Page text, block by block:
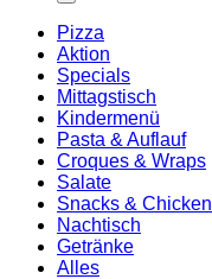
Pizza
Aktion
Specials
Mittagstisch
Kindermenü
Pasta & Auflauf
Croques & Wraps
Salate
Snacks & Chicken
Nachtisch
Getränke
Alles